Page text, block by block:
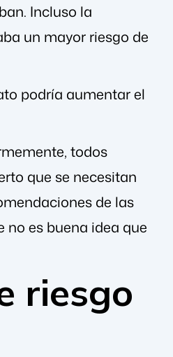
Incluso la
un mayor riesgo de
podría aumentar el
todos
que se necesitan
de las
es buena idea que
riesgo